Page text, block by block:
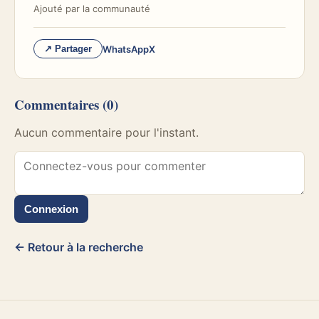
Ajouté par la communauté
↗ Partager WhatsAppX
Commentaires (0)
Aucun commentaire pour l'instant.
Connexion
← Retour à la recherche